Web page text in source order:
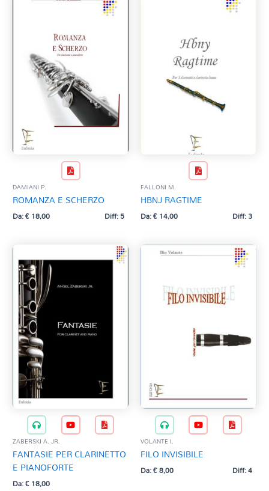
DAMIANI P.
ROMANZA E SCHERZO
Da:€18,00 Diff: 5
FALLONI M.
HBNJ RAGTIME
Da:€14,00 Diff: 3
ZABERSKI A. JR.
FANTASIE PER CLARINETTO
E PIANOFORTE
Da:€18,00
VOLANTE I.
FILO INVISIBILE
Da:€8,00 Diff: 4